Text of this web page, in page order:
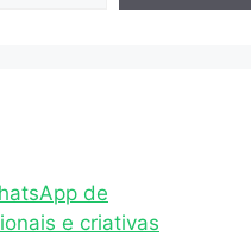
de
e criativas